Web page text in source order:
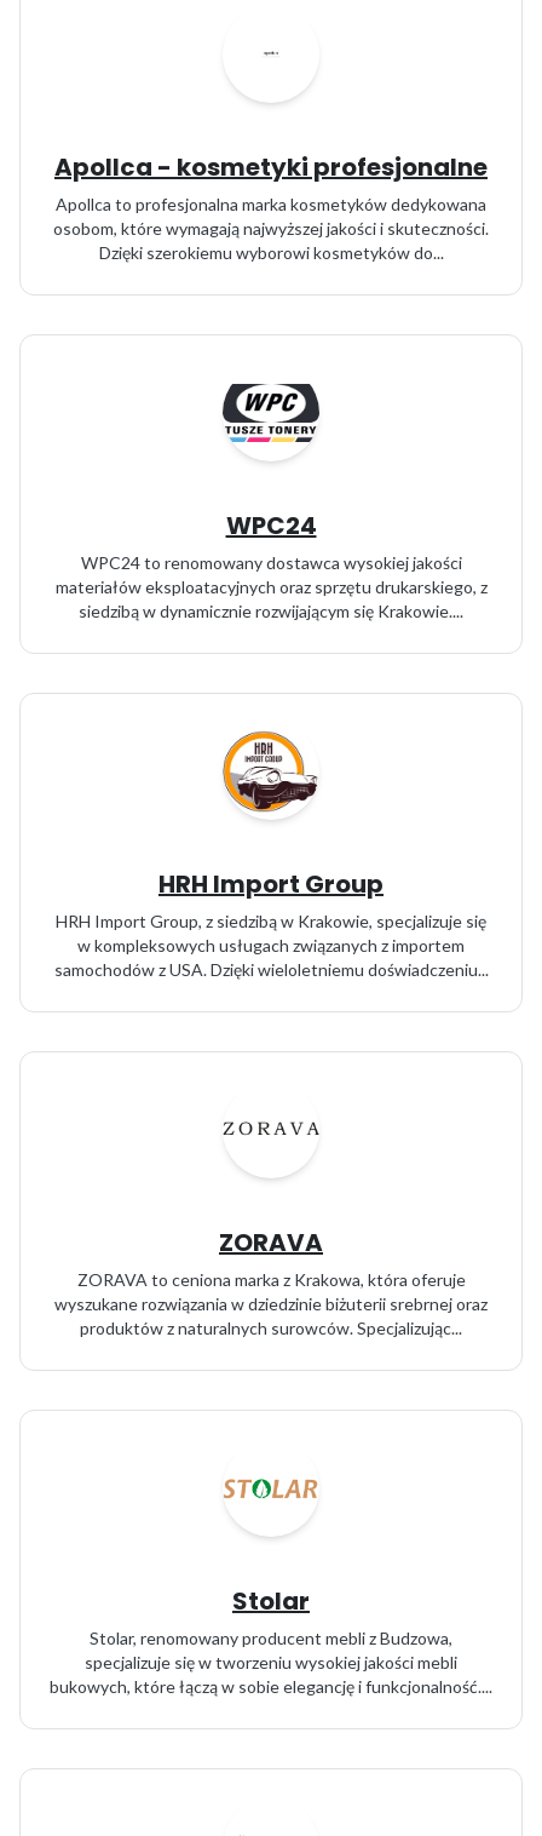
Apollca - kosmetyki profesjonalne
Apollca to profesjonalna marka kosmetyków dedykowana
osobom, które wymagają najwyższej jakości i skuteczności.
Dzięki szerokiemu wyborowi kosmetyków do...
WPC24
WPC24 to renomowany dostawca wysokiej jakości
materiałów eksploatacyjnych oraz sprzętu drukarskiego, z
siedzibą w dynamicznie rozwijającym się Krakowie....
HRH Import Group
HRH Import Group, z siedzibą w Krakowie, specjalizuje się
w kompleksowych usługach związanych z importem
samochodów z USA. Dzięki wieloletniemu doświadczeniu...
ZORAVA
ZORAVA to ceniona marka z Krakowa, która oferuje
wyszukane rozwiązania w dziedzinie biżuterii srebrnej oraz
produktów z naturalnych surowców. Specjalizując...
Stolar
Stolar, renomowany producent mebli z Budzowa,
specjalizuje się w tworzeniu wysokiej jakości mebli
bukowych, które łączą w sobie elegancję i funkcjonalność....